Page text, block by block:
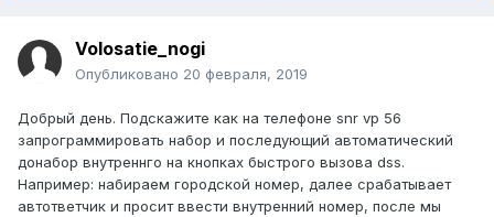
Volosatie_nogi
Опубликовано 20 февраля, 2019
Добрый день. Подскажите как на телефоне snr vp 56
запрограммировать набор и последующий автоматический
донабор внутреннго на кнопках быстрого вызова dss.
Например: набираем городской номер, далее срабатывает
автответчик и просит ввести внутренний номер, после мы